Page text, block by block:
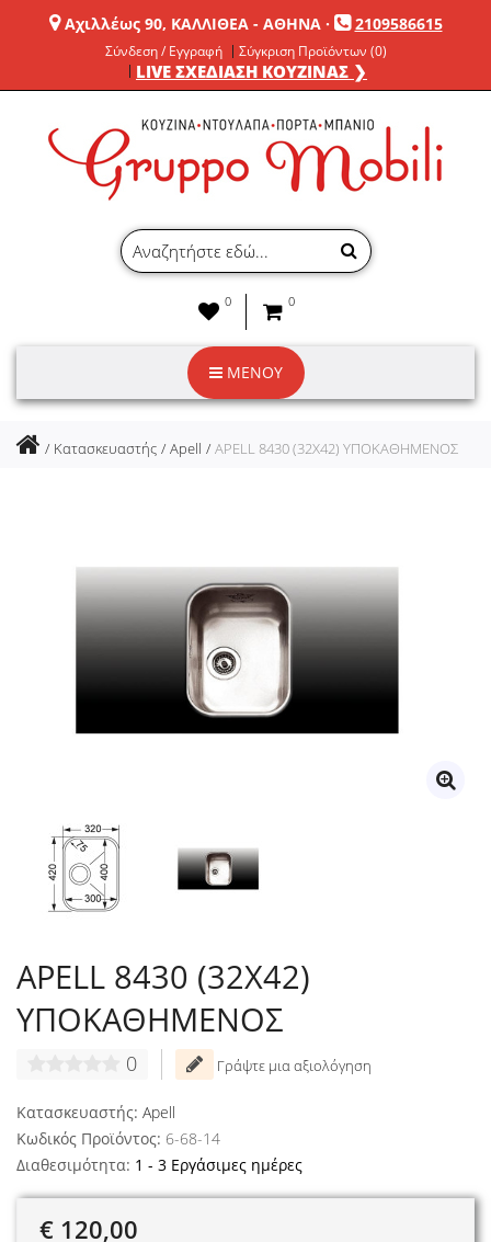
Αχιλλέως 90, ΚΑΛΛΙΘΕΑ - ΑΘΗΝΑ· 2109586615
Σύνδεση / Εγγραφή Σύγκριση Προϊόντων (0)
LIVE ΣΧΕΔΙΑΣΗ ΚΟΥΖΙΝΑΣ ❯
0 0
ΜΕΝΟΥ
Κατασκευαστής Apell APELL 8430 (32X42) ΥΠΟΚΑΘΗΜΕΝΟΣ
APELL 8430 (32X42)
ΥΠΟΚΑΘΗΜΕΝΟΣ
0 Γράψτε μια αξιολόγηση
Κατασκευαστής: Apell
Κωδικός Προϊόντος: 6-68-14
Διαθεσιμότητα: 1 - 3 Εργάσιμες ημέρες
€ 120,00